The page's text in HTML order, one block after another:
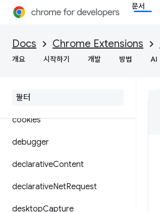
문서
Docs Chrome Extensions
개요 시작하기 개발 방법 AI
browsingData
commands
context
cookies
debugger
declarativeContent
declarativeNetRequest
desktopCapture